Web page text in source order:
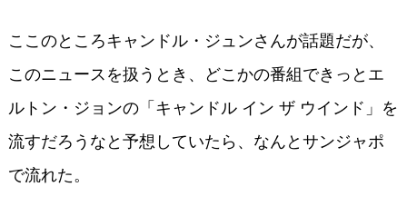
ここのところキャンドル・ジュンさんが話題だが、
このニュースを扱うとき、どこかの番組できっとエ
ルトン・ジョンの「キャンドル イン ザ ウインド」を
流すだろうなと予想していたら、なんとサンジャポ
で流れた。